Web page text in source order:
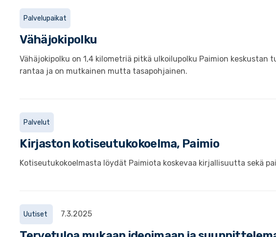
Palvelupaikat
Vähäjokipolku
Vähäjokipolku on 1,4 kilometriä pitkä ulkoilupolku Paimion keskustan
rantaa ja on mutkainen mutta tasapohjainen.
Palvelut
Kirjaston kotiseutukokoelma, Paimio
Kotiseutukokoelmasta löydät Paimiota koskevaa kirjallisuutta sekä
Uutiset 7.3.2025